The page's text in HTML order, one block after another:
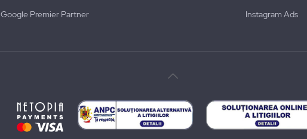
Google Premier Partner
Instagram Ads